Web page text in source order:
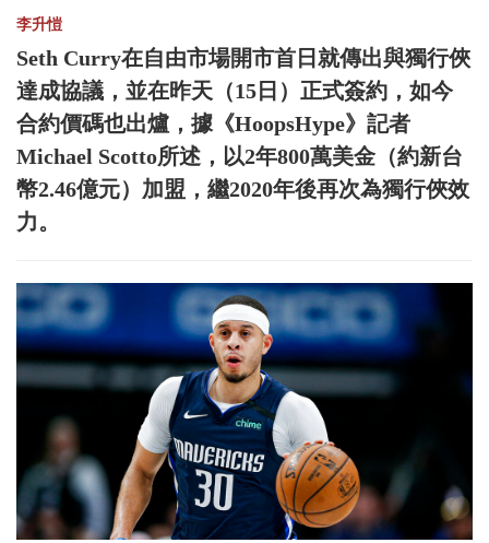
李升愷
Seth Curry在自由市場開市首日就傳出與獨行俠
達成協議，並在昨天（15日）正式簽約，如今
合約價碼也出爐，據《HoopsHype》記者
Michael Scotto所述，以2年800萬美金（約新台
幣2.46億元）加盟，繼2020年後再次為獨行俠效
力。